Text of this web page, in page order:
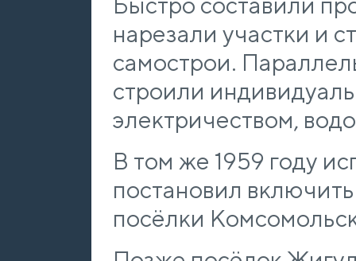
нарезали участки и
самострои.
строили
электричеством,
В том же 1959 году
постановил
посёлки